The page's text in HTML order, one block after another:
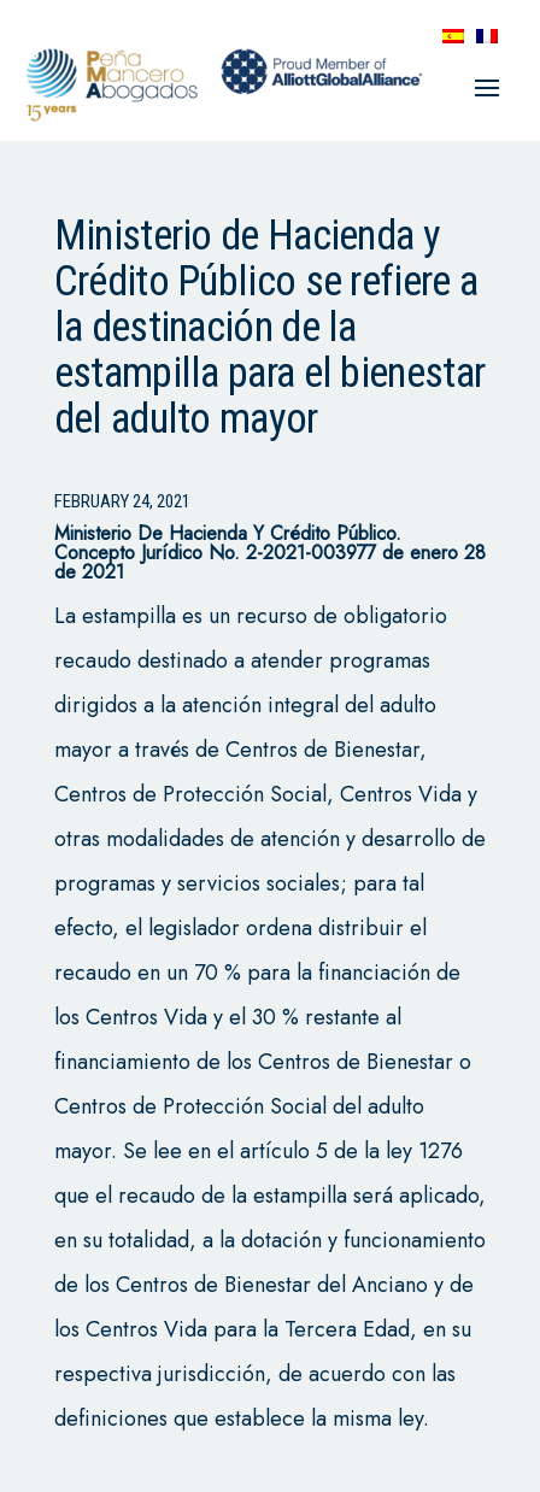
Ministerio de Hacienda y
Crédito Público se refiere a
la destinación de la
estampilla para el bienestar
del adulto mayor
FEBRUARY 24, 2021
Ministerio De Hacienda Y Crédito Público.
Concepto Jurídico No. 2-2021-003977 de enero 28
de 2021
La estampilla es un recurso de obligatorio
recaudo destinado a atender programas
dirigidos a la atención integral del adulto
mayor a través de Centros de Bienestar,
Centros de Protección Social, Centros Vida y
otras modalidades de atención y desarrollo de
programas y servicios sociales; para tal
efecto, el legislador ordena distribuir el
recaudo en un 70 % para la financiación de
los Centros Vida y el 30 % restante al
financiamiento de los Centros de Bienestar o
Centros de Protección Social del adulto
mayor. Se lee en el artículo 5 de la ley 1276
que el recaudo de la estampilla será aplicado,
en su totalidad, a la dotación y funcionamiento
de los Centros de Bienestar del Anciano y de
los Centros Vida para la Tercera Edad, en su
respectiva jurisdicción, de acuerdo con las
definiciones que establece la misma ley.